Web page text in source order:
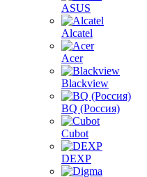
ASUS
Alcatel
Acer
Blackview
BQ (Россия)
Cubot
DEXP